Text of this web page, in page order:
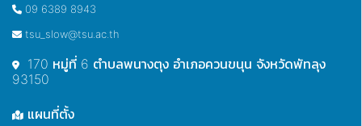
09 6389 8943
tsu_slow@tsu.ac.th
170 หมู่ที่ 6 ตำบลพนางตุง อำเภอควนขนุน จังหวัดพัทลุง
93150
แผนที่ตั้ง